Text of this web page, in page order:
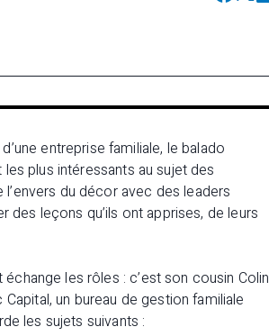
entreprise familiale, le balado
plus intéressants au sujet des
du décor avec des leaders
des leçons qu’ils ont apprises, de leurs
les rôles : c’est son cousin Colin
un bureau de gestion familiale
les sujets suivants :